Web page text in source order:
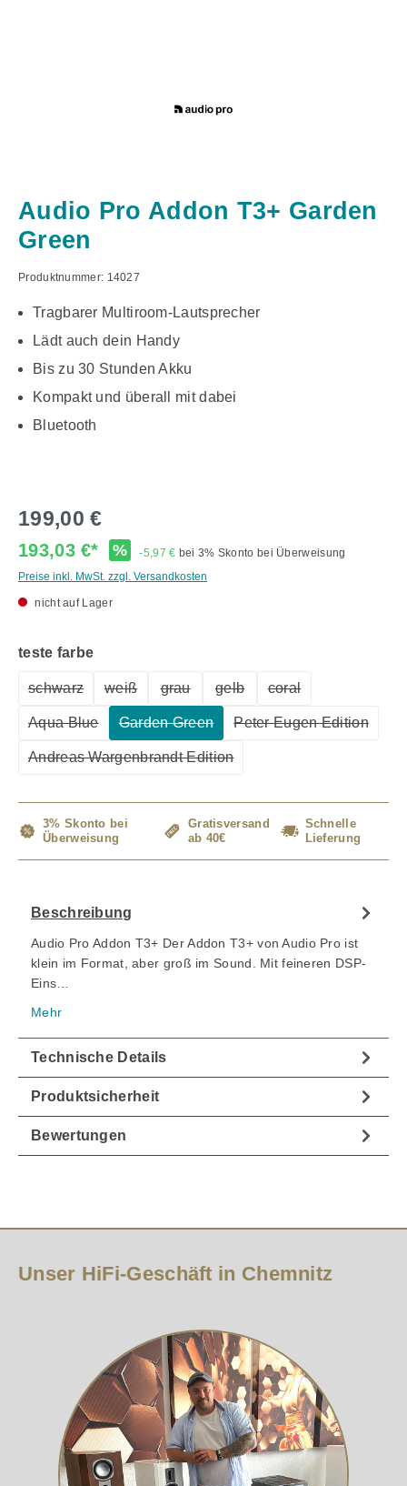
Audio Pro Addon T3+ Garden
Green
Produktnummer: 14027
Tragbarer Multiroom-Lautsprecher
Lädt auch dein Handy
Bis zu 30 Stunden Akku
Kompakt und überall mit dabei
Bluetooth
199,00 €
193,03 €* % -5,97 € bei 3% Skonto bei Überweisung
Preise inkl. MwSt. zzgl. Versandkosten
nicht auf Lager
teste farbeauswählen
schwarz
(Diese Option ist zurzeit nicht verfügbar.)
weiß
(Diese Option ist zurzeit nicht verfügbar.)
grau
(Diese Option ist zurzeit nicht
gelb coral
Aqua Blue
(Diese Option ist zurzeit nicht verfügbar.)
Garden Green
(Diese Option ist zurzeit nicht
Peter Eugen Edition
Andreas Wargenbrandt Edition
3% Skonto bei
Überweisung
Gratisversand
ab 40€
Schnelle
Lieferung
Beschreibung
Audio Pro Addon T3+ Der Addon T3+ von Audio Pro ist
klein im Format, aber groß im Sound. Mit feineren DSP-
Eins…
Mehr
Technische Details
Produktsicherheit
Bewertungen
Unser HiFi-Geschäft in Chemnitz